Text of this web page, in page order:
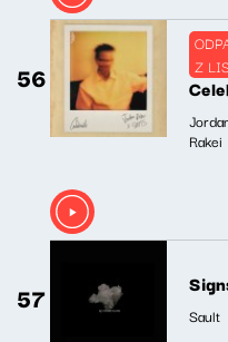
56
Z
Rakei
57 Sault